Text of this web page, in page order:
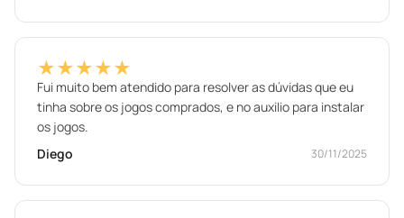
★★★★★
Fui muito bem atendido para resolver as dúvidas que eu
tinha sobre os jogos comprados, e no auxilio para instalar
os jogos.
Diego
30/11/2025